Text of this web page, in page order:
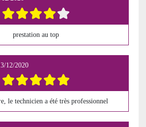
prestation au top
12/2020
le technicien a été très professionnel